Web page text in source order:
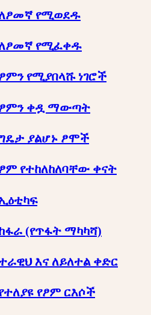
የሚወደዱ
የሚፈቀዱ
የሚያበላሹ ነገሮች
ቀዷ ማውጣት
ያልሆኑ ፆሞች
የተከለከለባቸው ቀናት
(የጥፋት ማካካሻ)
እና ለይለተል ቀድር
የፆም ርእሶች